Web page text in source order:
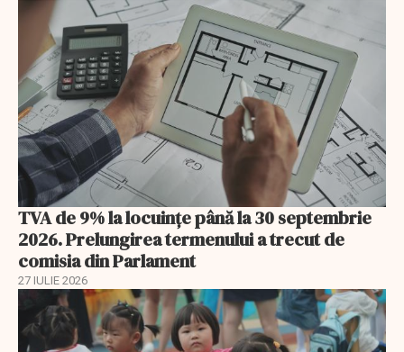
TVA de 9% la locuințe până la 30 septembrie
2026. Prelungirea termenului a trecut de
comisia din Parlament
27 IULIE 2026